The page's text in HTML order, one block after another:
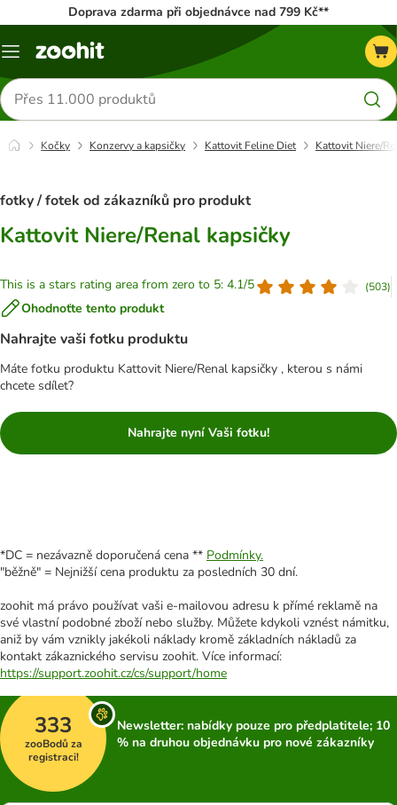
Doprava zdarma při objednávce nad 799 Kč**
Menu
Hledat
produkty
Kočky Konzervy a kapsičky Kattovit Feline Diet Kattovit Niere/
fotky / fotek od zákazníků pro produkt
Kattovit Niere/Renal kapsičky
This is a stars rating area from zero to 5: 4.1/5 (503)
Ohodnoťte tento produkt
Nahrajte vaši fotku produktu
Máte fotku produktu Kattovit Niere/Renal kapsičky , kterou s námi
chcete sdílet?
Nahrajte nyní Vaši fotku!
*DC = nezávazně doporučená cena ** Podmínky.
"běžně" = Nejnižší cena produktu za posledních 30 dní.
zoohit má právo používat vaši e-mailovou adresu k přímé reklamě na
své vlastní podobné zboží nebo služby. Můžete kdykoli vznést námitku,
aniž by vám vznikly jakékoli náklady kromě základních nákladů za
kontakt zákaznického servisu zoohit. Více informací:
https://support.zoohit.cz/cs/support/home
333
zooBodů za
registraci!
Newsletter: nabídky pouze pro předplatitele; 10
% na druhou objednávku pro nové zákazníky